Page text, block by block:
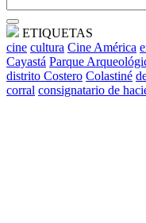
ETIQUETAS
cine cultura Cine América
Cayastá Parque
distrito Costero Colastiné
corral consignatario de